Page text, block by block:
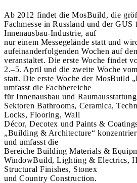
Ab 2012 findet die MosBuild, die
Fachmesse in Russland und der GUS
Innenausbau-Industrie, auf
nur einem Messegelände statt und
aufeinanderfolgenden Wochen auf
veranstaltet. Die erste Woche findet
2.–5. April und die zweite Woche
statt. Die erste Woche der MosBuild
umfasst die Fachbereiche
für Innenausbau und
Sektoren Bathrooms, Ceramica,
Locks, Flooring, Wall
Décor, Decotex und Paints &
„Building & Architecture“
und umfasst die
Bereiche Building Materials &
WindowBuild, Lighting & Electrics,
Structural Finishes, Stonex
und Country Construction.